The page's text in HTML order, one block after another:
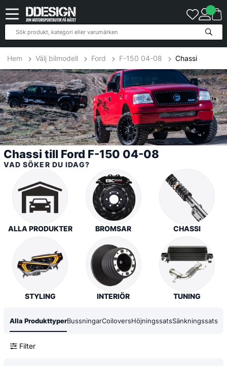
Hem Välj bilmodell Ford F-150 04-08 Chassi
Chassi till Ford F-150 04-08
VAD SÖKER DU IDAG?
ALLA PRODUKTER BROMSAR CHASSI
STYLING INTERIÖR TUNING
Alla ProdukttyperBussningarCoiloversHöjningssatsSänkningssats
Filter
4 Produkter